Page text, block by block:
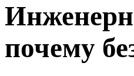
почему